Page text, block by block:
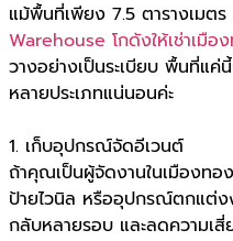
แม้พื้นที่เพียง 7.5 ตารางเมต
Warehouse โกดังให้เช่าเมือ
วางอย่างเป็นระเบียบ พื้นที่แค่
หลายประเภทแน่นอนค่ะ
1. เก็บอุปกรณ์จัดอีเวนต์
ถ้าคุณเป็นผู้จัดงานในเมืองทอ
ป้ายไวนิล หรืออุปกรณ์ตกแต่ง
กลับหลายรอบ และลดความเ